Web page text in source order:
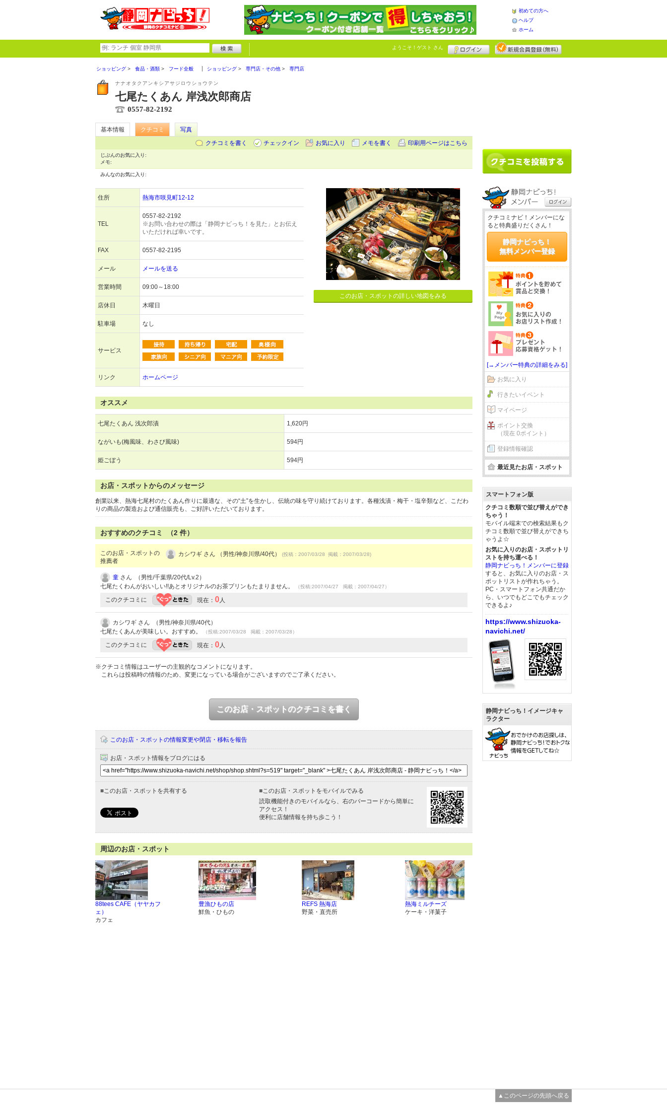
初めての方へ
ヘルプ
ホーム
ようこそ！ ゲスト さん
ショッピング 食品・酒類 フード全般 ショッピング 専門店・その他 専門店
ナナオタクアンキシアサジロウショウテン
七尾たくあん 岸浅次郎商店
0557-82-2192
基本情報 クチコミ
写真
クチコミを書く
チェックイン お気に入り メモを書く 印刷用ページはこちら
じぶんのお気に入り:
メモ:
みんなのお気に入り:
住所 熱海市咲見町12-12
TEL
0557-82-2192
※お問い合わせの際は「静岡ナビっち！を見た」とお伝え
いただければ幸いです。
FAX 0557-82-2195
メール メールを送る
営業時間 09:00～18:00
店休日 木曜日
駐車場 なし
サービス
リンク ホームページ
このお店・スポットの詳しい地図をみる
オススメ
七尾たくあん 浅次郎漬 1,620円
ながいも(梅風味、わさび風味) 594円
姫ごぼう 594円
お店・スポットからのメッセージ
創業以来、熱海七尾村のたくあん作りに最適な、その“土”を生かし、伝統の味を守り続けております。各種浅漬・梅干・塩辛類など、こだわ
りの商品の製造および通信販売も、ご好評いただいております。
おすすめのクチコミ （2 件）
このお店・スポットの
推薦者
カシワギ さん （男性/神奈川県/40代） (投稿：2007/03/28 掲載：2007/03/28)
童 さん （男性/千葉県/20代/Lv.2）
七尾たくわんがおいしい!!あとオリジナルのお茶プリンもたまりません。
（投稿:2007/04/27 掲載：2007/04/27）
このクチコミに 現在： 0人
カシワギ さん （男性/神奈川県/40代）
七尾たくあんが美味しい。おすすめ。
（投稿:2007/03/28 掲載：2007/03/28）
このクチコミに 現在： 0人
※クチコミ情報はユーザーの主観的なコメントになります。
これらは投稿時の情報のため、変更になっている場合がございますのでご了承ください。
このお店・スポットのクチコミを書く
このお店・スポットの情報変更や閉店・移転を報告
お店・スポット情報をブログにはる
■このお店・スポットを共有する ■このお店・スポットをモバイルでみる
読取機能付きのモバイルなら、右のバーコードから簡単に
アクセス！
便利に店舗情報を持ち歩こう！
周辺のお店・スポット
88tees CAFE（ヤヤカフ
ェ）
カフェ
豊漁ひもの店
鮮魚・ひもの
REFS 熱海店
野菜・直売所
熱海ミルチーズ
ケーキ・洋菓子
クチコミナビ！メンバーにな
ると特典盛りだくさん！
静岡ナビっち！
無料メンバー登録
[→メンバー特典の詳細をみる]
お気に入り
行きたいイベント
マイページ
ポイント交換
（現在 0ポイント）
登録情報確認
最近見たお店・スポット
スマートフォン版
クチコミ数順で並び替えができ
ちゃう！
モバイル端末での検索結果もク
チコミ数順で並び替えができち
ゃうよ☆
お気に入りのお店・スポットリ
ストを持ち運べる！
静岡ナビっち！メンバーに登録
すると、お気に入りのお店・ス
ポットリストが作れちゃう。
PC・スマートフォン共通だか
ら、いつでもどこでもチェック
できるよ♪
https://www.shizuoka-
navichi.net/
静岡ナビっち！イメージキャ
ラクター
▲このページの先頭へ戻る